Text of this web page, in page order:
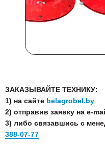
ЗАКАЗЫВАЙТЕ ТЕХНИКУ:
1) на сайте belagrobel.by
2) отправив заявку на e-
3) либо связавшись с
388-07-77